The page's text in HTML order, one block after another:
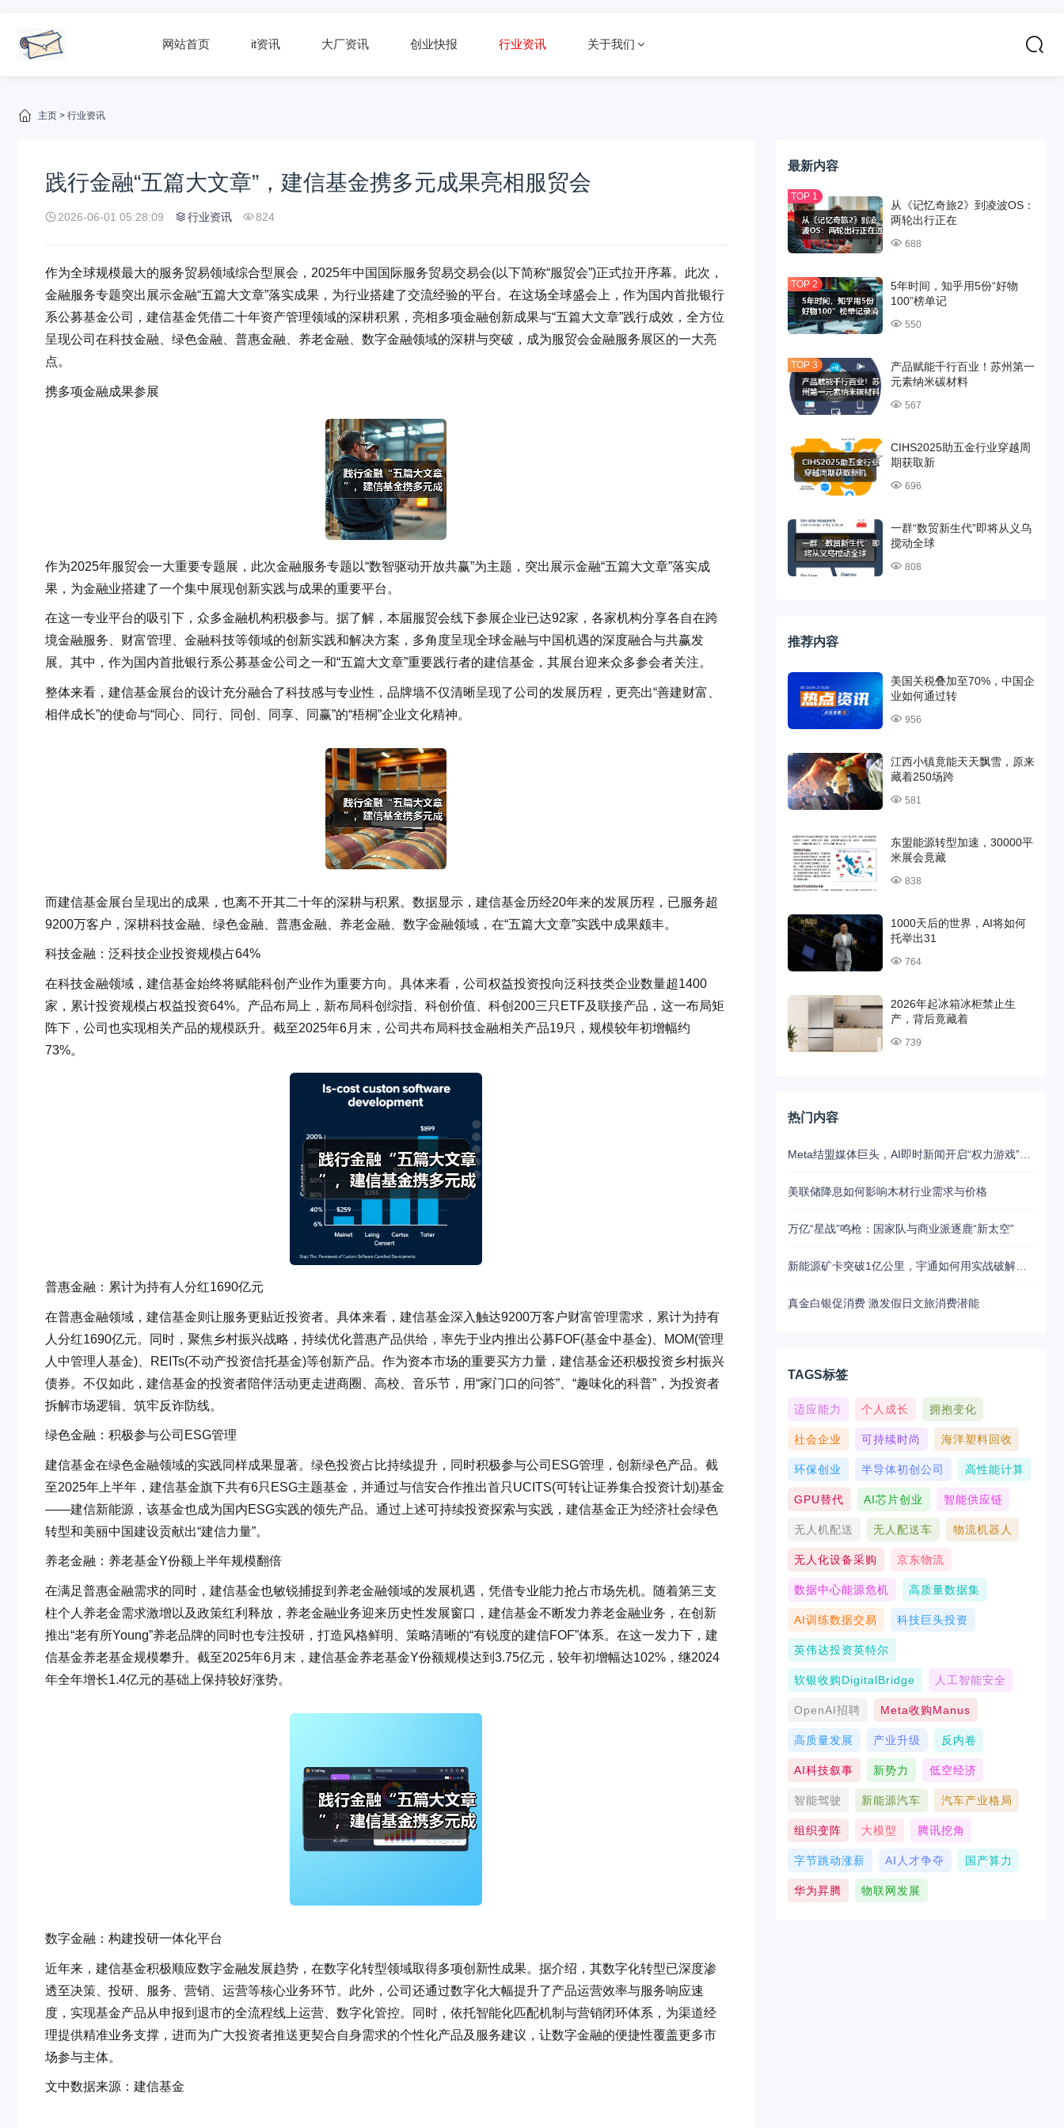
网站首页 it资讯 大厂资讯 创业快报 行业资讯 关于我们
主页 > 行业资讯
践行金融“五篇大文章”，建信基金携多元成果亮相服贸会
2026-06-01 05:28:09 行业资讯 824
作为全球规模最大的服务贸易领域综合型展会，2025年中国国际服务贸易交易会(以下简称“服贸会”)正式拉开序幕。此次，
金融服务专题突出展示金融“五篇大文章”落实成果，为行业搭建了交流经验的平台。在这场全球盛会上，作为国内首批银行
系公募基金公司，建信基金凭借二十年资产管理领域的深耕积累，亮相多项金融创新成果与“五篇大文章”践行成效，全方位
呈现公司在科技金融、绿色金融、普惠金融、养老金融、数字金融领域的深耕与突破，成为服贸会金融服务展区的一大亮
点。
携多项金融成果参展
作为2025年服贸会一大重要专题展，此次金融服务专题以“数智驱动开放共赢”为主题，突出展示金融“五篇大文章”落实成
果，为金融业搭建了一个集中展现创新实践与成果的重要平台。
在这一专业平台的吸引下，众多金融机构积极参与。据了解，本届服贸会线下参展企业已达92家，各家机构分享各自在跨
境金融服务、财富管理、金融科技等领域的创新实践和解决方案，多角度呈现全球金融与中国机遇的深度融合与共赢发
展。其中，作为国内首批银行系公募基金公司之一和“五篇大文章”重要践行者的建信基金，其展台迎来众多参会者关注。
整体来看，建信基金展台的设计充分融合了科技感与专业性，品牌墙不仅清晰呈现了公司的发展历程，更亮出“善建财富、
相伴成长”的使命与“同心、同行、同创、同享、同赢”的“梧桐”企业文化精神。
而建信基金展台呈现出的成果，也离不开其二十年的深耕与积累。数据显示，建信基金历经20年来的发展历程，已服务超
9200万客户，深耕科技金融、绿色金融、普惠金融、养老金融、数字金融领域，在“五篇大文章”实践中成果颇丰。
科技金融：泛科技企业投资规模占64%
在科技金融领域，建信基金始终将赋能科创产业作为重要方向。具体来看，公司权益投资投向泛科技类企业数量超1400
家，累计投资规模占权益投资64%。产品布局上，新布局科创综指、科创价值、科创200三只ETF及联接产品，这一布局矩
阵下，公司也实现相关产品的规模跃升。截至2025年6月末，公司共布局科技金融相关产品19只，规模较年初增幅约
73%。
普惠金融：累计为持有人分红1690亿元
在普惠金融领域，建信基金则让服务更贴近投资者。具体来看，建信基金深入触达9200万客户财富管理需求，累计为持有
人分红1690亿元。同时，聚焦乡村振兴战略，持续优化普惠产品供给，率先于业内推出公募FOF(基金中基金)、MOM(管理
人中管理人基金)、REITs(不动产投资信托基金)等创新产品。作为资本市场的重要买方力量，建信基金还积极投资乡村振兴
债券。不仅如此，建信基金的投资者陪伴活动更走进商圈、高校、音乐节，用“家门口的问答”、“趣味化的科普”，为投资者
拆解市场逻辑、筑牢反诈防线。
绿色金融：积极参与公司ESG管理
建信基金在绿色金融领域的实践同样成果显著。绿色投资占比持续提升，同时积极参与公司ESG管理，创新绿色产品。截
至2025年上半年，建信基金旗下共有6只ESG主题基金，并通过与信安合作推出首只UCITS(可转让证券集合投资计划)基金
——建信新能源，该基金也成为国内ESG实践的领先产品。通过上述可持续投资探索与实践，建信基金正为经济社会绿色
转型和美丽中国建设贡献出“建信力量”。
养老金融：养老基金Y份额上半年规模翻倍
在满足普惠金融需求的同时，建信基金也敏锐捕捉到养老金融领域的发展机遇，凭借专业能力抢占市场先机。随着第三支
柱个人养老金需求激增以及政策红利释放，养老金融业务迎来历史性发展窗口，建信基金不断发力养老金融业务，在创新
推出“老有所Young”养老品牌的同时也专注投研，打造风格鲜明、策略清晰的“有锐度的建信FOF”体系。在这一发力下，建
信基金养老基金规模攀升。截至2025年6月末，建信基金养老基金Y份额规模达到3.75亿元，较年初增幅达102%，继2024
年全年增长1.4亿元的基础上保持较好涨势。
数字金融：构建投研一体化平台
近年来，建信基金积极顺应数字金融发展趋势，在数字化转型领域取得多项创新性成果。据介绍，其数字化转型已深度渗
透至决策、投研、服务、营销、运营等核心业务环节。此外，公司还通过数字化大幅提升了产品运营效率与服务响应速
度，实现基金产品从申报到退市的全流程线上运营、数字化管控。同时，依托智能化匹配机制与营销闭环体系，为渠道经
理提供精准业务支撑，进而为广大投资者推送更契合自身需求的个性化产品及服务建议，让数字金融的便捷性覆盖更多市
场参与主体。
文中数据来源：建信基金
最新内容
从《记忆奇旅2》到凌波OS：
两轮出行正在
688
5年时间，知乎用5份“好物
100”榜单记
550
产品赋能千行百业！苏州第一
元素纳米碳材料
567
CIHS2025助五金行业穿越周
期获取新
696
一群“数贸新生代”即将从义乌
搅动全球
808
推荐内容
美国关税叠加至70%，中国企
业如何通过转
956
江西小镇竟能天天飘雪，原来
藏着250场跨
581
东盟能源转型加速，30000平
米展会竟藏
838
1000天后的世界，AI将如何
托举出31
764
2026年起冰箱冰柜禁止生
产，背后竟藏着
739
热门内容
Meta结盟媒体巨头，AI即时新闻开启“权力游戏”新江湖
美联储降息如何影响木材行业需求与价格
万亿“星战”鸣枪：国家队与商业派逐鹿“新太空”
新能源矿卡突破1亿公里，宇通如何用实战破解行业最大瓶颈？
真金白银促消费 激发假日文旅消费潜能
TAGS标签
适应能力 个人成长 拥抱变化
社会企业 可持续时尚 海洋塑料回收
环保创业 半导体初创公司 高性能计算
GPU替代 AI芯片创业 智能供应链
无人机配送 无人配送车 物流机器人
无人化设备采购 京东物流
数据中心能源危机 高质量数据集
AI训练数据交易 科技巨头投资
英伟达投资英特尔
软银收购DigitalBridge 人工智能安全
OpenAI招聘 Meta收购Manus
高质量发展 产业升级 反内卷
AI科技叙事 新势力 低空经济
智能驾驶 新能源汽车 汽车产业格局
组织变阵 大模型 腾讯挖角
字节跳动涨薪 AI人才争夺 国产算力
华为昇腾 物联网发展